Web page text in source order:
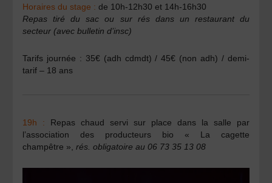
Horaires du stage : de 10h-12h30 et 14h-16h30
Repas tiré du sac ou sur rés dans un restaurant du
secteur (avec bulletin d’insc)
Tarifs journée : 35€ (adh cdmdt) / 45€ (non adh) / demi-
tarif – 18 ans
19h : Repas chaud servi sur place dans la salle par
l’association des producteurs bio « La cagette
champêtre »,rés. obligatoire au 06 73 35 13 08